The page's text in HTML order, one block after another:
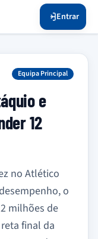
Entrar
Equipa Principal
e
12
no Atlético
o
milhões de
final da